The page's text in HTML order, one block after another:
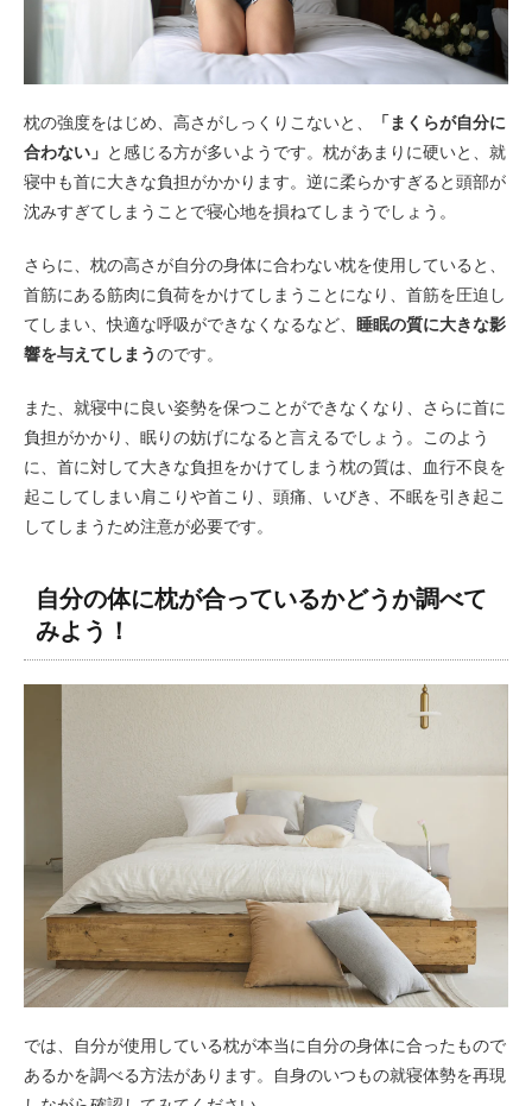
枕の強度をはじめ、高さがしっくりこないと、
「まくらが自分に
合わない」 と感じる方が多いようです。枕があまりに硬いと、就
寝中も首に大きな負担がかかります。逆に柔らかすぎると頭部が
沈みすぎてしまうことで寝心地を損ねてしまうでしょう。
さらに、枕の高さが自分の身体に合わない枕を使用していると、
首筋にある筋肉に負荷をかけてしまうことになり、首筋を圧迫し
てしまい、快適な呼吸ができなくなるなど、
睡眠の質に大きな影
響を与えてしまうのです。
また、就寝中に良い姿勢を保つことができなくなり、さらに首に
負担がかかり、眠りの妨げになると言えるでしょう。このよう
に、首に対して大きな負担をかけてしまう枕の質は、血行不良を
起こしてしまい肩こりや首こり、頭痛、いびき、不眠を引き起こ
してしまうため注意が必要です。
自分の体に枕が合っているかどうか調べて
みよう！
では、自分が使用している枕が本当に自分の身体に合ったもので
あるかを調べる方法があります。自身のいつもの就寝体勢を再現